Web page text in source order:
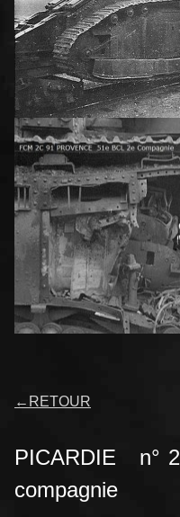
← RETOUR
PICARDIE n°
compagnie